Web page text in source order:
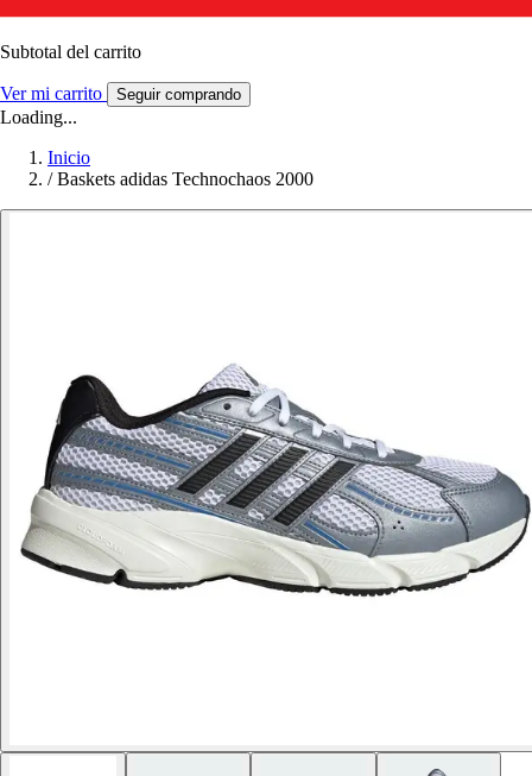
Subtotal del carrito
Ver mi carrito Seguir comprando
Loading...
Inicio
/ Baskets adidas Technochaos 2000